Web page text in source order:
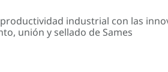
industrial con las
unión y sellado de Sames